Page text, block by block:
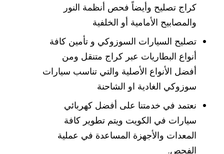
كراج تصليح وأيضاً فحص أنظمة النور
والمصابيح الأمامية أو الخلفية
تصليح السيارات السوزوكي و تأمين كافة
أنواع البطاريات عبر كراج متنقل ومن
أفضل الأنواع الأصلية والتي تناسب سيارات
سوزوكي الغادية او الشاحنة
نعتمد في خدمتنا على أفضل كهربائي
سيارات في الكويت ويتم تطوير كافة
المعدات والأجهزة المساعدة في عملية
الفحص.